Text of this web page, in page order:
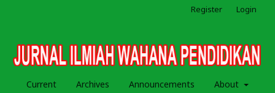
Current Archives Announcements About
Register Login